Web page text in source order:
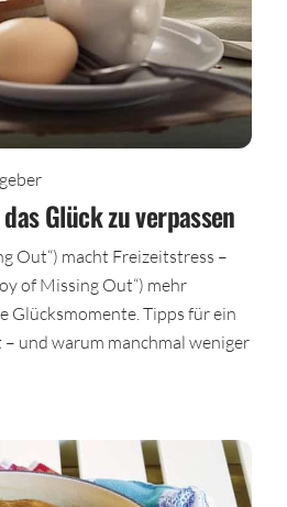
Glück zu verpassen
Out“) macht Freizeitstress –
of Missing Out“) mehr
Glücksmomente. Tipps für ein
– und warum manchmal weniger